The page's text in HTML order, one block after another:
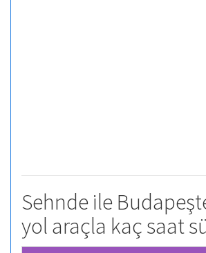
Sehnde ile
yol araçla kaç saat